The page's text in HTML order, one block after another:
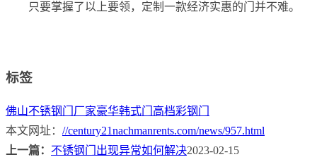
只要掌握了以上要领，定制一款经济实惠的门并不难。
标签
佛山不锈钢门厂家豪华韩式门 高档彩钢门
本文网址： //century21nachmanrents.com/news/957.html
上一篇： 不锈钢门出现异常如何解决2023-02-15